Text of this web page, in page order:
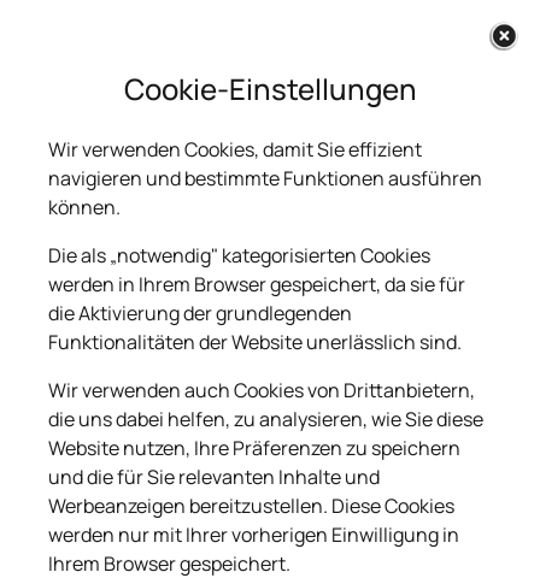
Cookie-Einstellungen
Wir verwenden Cookies, damit Sie effizient
navigieren und bestimmte Funktionen ausführen
können.
Die als „notwendig" kategorisierten Cookies
werden in Ihrem Browser gespeichert, da sie für
die Aktivierung der grundlegenden
Funktionalitäten der Website unerlässlich sind.
Wir verwenden auch Cookies von Drittanbietern,
die uns dabei helfen, zu analysieren, wie Sie diese
Website nutzen, Ihre Präferenzen zu speichern
und die für Sie relevanten Inhalte und
Werbeanzeigen bereitzustellen. Diese Cookies
werden nur mit Ihrer vorherigen Einwilligung in
Ihrem Browser gespeichert.